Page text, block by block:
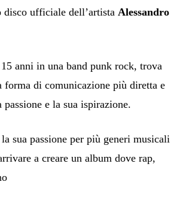
disco ufficiale dell’artistaAlessandro
anni in una band punk rock, trova
forma di comunicazione più diretta e
e la sua ispirazione.
sua passione per più generi musicali
a creare un album dove rap,